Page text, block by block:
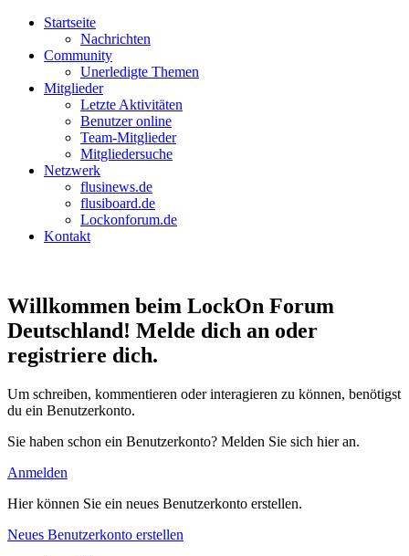
Startseite
Nachrichten
Community
Unerledigte Themen
Mitglieder
Letzte Aktivitäten
Benutzer online
Team-Mitglieder
Mitgliedersuche
Netzwerk
flusinews.de
flusiboard.de
Lockonforum.de
Kontakt
Willkommen beim LockOn Forum
Deutschland! Melde dich an oder
registriere dich.
Um schreiben, kommentieren oder interagieren zu können, benötigst
du ein Benutzerkonto.
Sie haben schon ein Benutzerkonto? Melden Sie sich hier an.
Anmelden
Hier können Sie ein neues Benutzerkonto erstellen.
Neues Benutzerkonto erstellen